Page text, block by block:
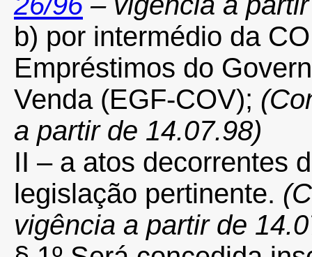
b) por intermédio da
Empréstimos do
Venda (EGF-COV);
a partir de 14.07.98)
II – a atos decorrentes
legislação pertinente.
vigência a partir de